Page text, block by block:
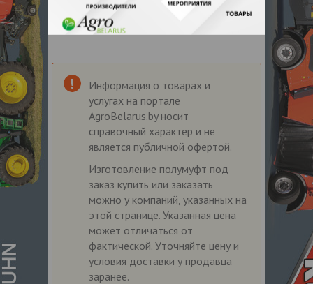
Информация о товарах и
услугах на портале
AgroBelarus.by носит
справочный характер и не
является публичной офертой.
Изготовление полумуфт под
заказ купить или заказать
можно у компаний, указанных на
этой странице. Указанная цена
может отличаться от
фактической. Уточняйте цену и
условия доставки у продавца
заранее.